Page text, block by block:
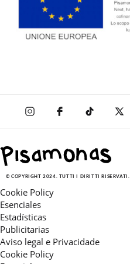
© COPYRIGHT 2024. TUTTI I DIRITTI RISERVATI.
Cookie Policy
Esenciales
Estadísticas
Publicitarias
Aviso legal e Privacidade
Cookie Policy